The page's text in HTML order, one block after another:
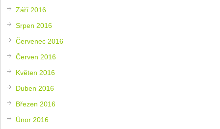
Září 2016
Srpen 2016
Červenec 2016
Červen 2016
Květen 2016
Duben 2016
Březen 2016
Únor 2016